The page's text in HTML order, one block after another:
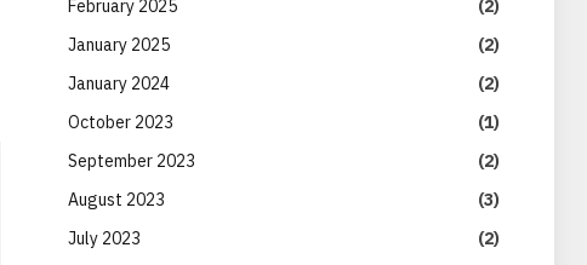
February 2025
(2)
January 2025
(2)
January 2024
(2)
October 2023
(1)
September 2023
(2)
August 2023
(3)
July 2023
(2)